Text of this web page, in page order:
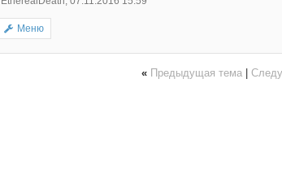
Меню
« Предыдущая тема |